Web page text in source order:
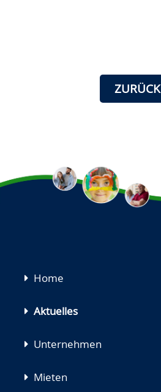
ZURÜCK
Navigation
Home
Aktuelles
Unternehmen
Mieten